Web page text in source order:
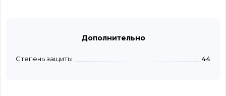
Дополнительно
Степень защиты 44